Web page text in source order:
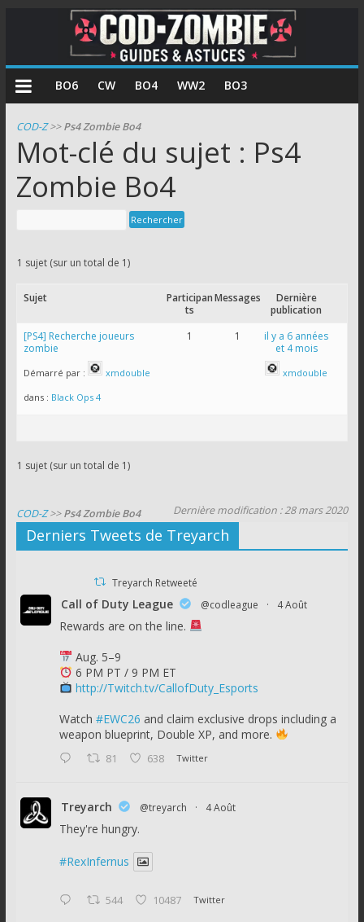
COD
Zombie
Guides
et
astuces
zombie
de
of
Duty
BO6 CW BO4 WW2 BO3
COD-Z>>Ps4 Zombie Bo4
Mot-clé du sujet : Ps4
Zombie Bo4
1 sujet (sur un total de 1)
Sujet
Participan
ts
Messages
Dernière
publication
[PS4] Recherche joueurs
zombie
Démarré par :
xmdouble
dans : Black Ops 4
1 1
il y a 6 années
et 4 mois
xmdouble
1 sujet (sur un total de 1)
Dernière modification : 28 mars 2020
COD-Z>>Ps4 Zombie Bo4
Derniers Tweets de Treyarch
Treyarch Retweeté
Call of Duty League @codleague · 4 Août
Rewards are on the line.
Aug. 5–9
6 PM PT / 9 PM ET
http://Twitch.tv/CallofDuty_Esports
Watch #EWC26 and claim exclusive drops including a
weapon blueprint, Double XP, and more.
81 638 Twitter
Treyarch @treyarch · 4 Août
They're hungry.
#RexInfernus
544 10487 Twitter